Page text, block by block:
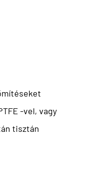
-vel, vagy
tisztán